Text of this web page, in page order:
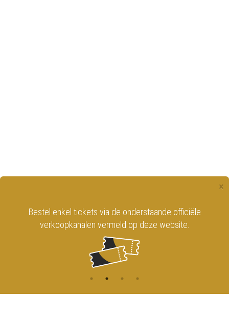
×
Bestel enkel tickets via de onderstaande officiële
verkoopkanalen vermeld op deze website.